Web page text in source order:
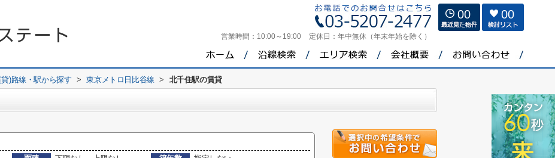
営業時間： 10:00～19:00 定休日： 年中無休（年末年始を除く）
00 00
貸)路線・駅から探す > 東京メトロ日比谷線 > 北千住駅の賃貸